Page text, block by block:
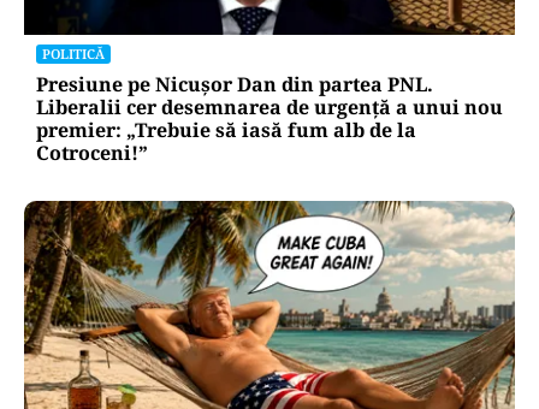
POLITICĂ
Presiune pe Nicușor Dan din partea PNL.
Liberalii cer desemnarea de urgență a unui nou
premier: „Trebuie să iasă fum alb de la
Cotroceni!”